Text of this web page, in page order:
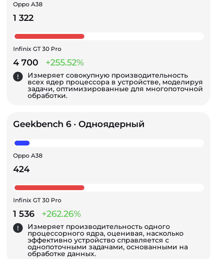
Oppo A38
1 322
Infinix GT 30 Pro
4 700 +255.52%
Измеряет совокупную производительность
всех ядер процессора в устройстве, моделируя
задачи, оптимизированные для многопоточной
обработки.
Geekbench 6 · Одноядерный
Oppo A38
424
Infinix GT 30 Pro
1 536 +262.26%
Измеряет производительность одного
процессорного ядра, оценивая, насколько
эффективно устройство справляется с
однопоточными задачами, основанными на
обработке данных.